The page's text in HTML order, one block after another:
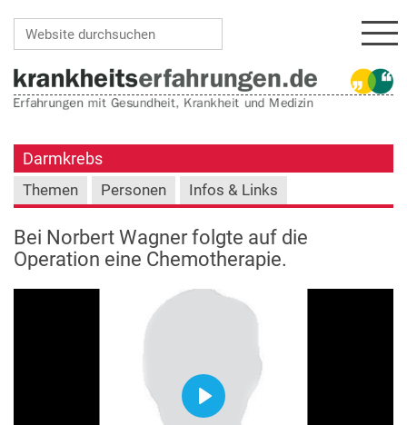
Darmkrebs
Themen Personen Infos & Links
Bei Norbert Wagner folgte auf die
Operation eine Chemotherapie.